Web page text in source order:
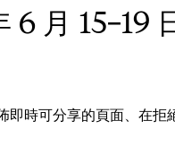
6 月 15–19
時可分享的頁面、在